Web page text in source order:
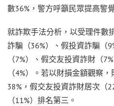
數36%，警方呼籲民眾提高警
就詐欺手法分析，以受理件數
詐騙（36%）、假投資詐騙（
（7%）、假交友投資詐財（
（4%）。若以財損金額觀察
38%，假交友投資詐財居次（
（11%）排名第三。